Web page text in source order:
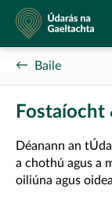
Údarás
na
Gaeltachta
Baile
Déanann an
a chothú agus a
oiliúna agus